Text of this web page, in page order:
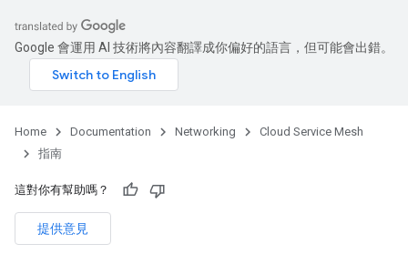
Google 會運用 AI 技術將內容翻譯成你偏好的語言，但可能會出錯。
Home Documentation Networking
Cloud Service Mesh
指南
這對你有幫助嗎？
提供意見